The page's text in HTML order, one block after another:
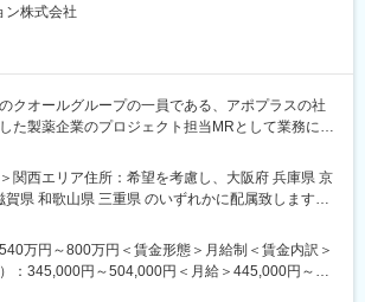
社の定める業務
ある病院の医師や薬剤師に向け、医薬品の効果や副
用方法などの情報を提供し、薬剤のプロモーショ
いただきます。メインの業務は情報提供となるた
る環境です。
りますが、チーム内で助け合う社風が整ってお
ン株式会社
クオールグループの一員である、アポプラスの社
た製薬企業のプロジェクト担当MRとして業務に従
プロジェクトは多岐に渡りますので、今までの経験
が整っています。
：担当エリアの医療機関（開業医、病院）を訪問し
行っていただきます。
ーション
関西エリア住所：希望を考慮し、大阪府 兵庫県 京
賀県 和歌山県 三重県 のいずれかに配属致します。
ク含む）
万円～800万円＜賃金形態＞月給制＜賃金内訳＞
：345,000円～504,000円＜月給＞445,000円～